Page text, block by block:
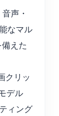
声・
なマル
えた
クリッ
デル
ィング